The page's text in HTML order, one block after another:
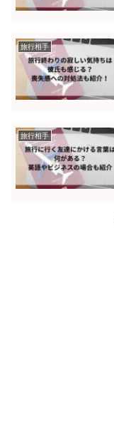
旅行相手
旅行相手